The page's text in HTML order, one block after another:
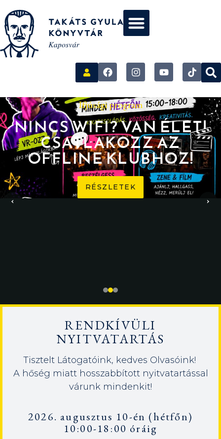
Ifjúsági program
NINCS WIFI? VAN ÉLET!
CSATLAKOZZ AZ
OFFLINE KLUBHOZ!
RÉSZLETEK
‹ ›
RENDKÍVÜLI
NYITVATARTÁS
Tisztelt Látogatóink, kedves Olvasóink!
A hőség miatt hosszabbított nyitvatartással
várunk mindenkit!
2026. augusztus 10-én (hétfőn)
10:00-18:00 óráig